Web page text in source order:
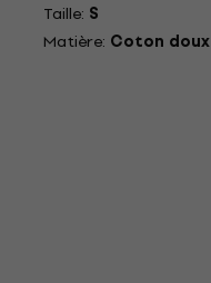
Taille: S
Matière: Coton doux